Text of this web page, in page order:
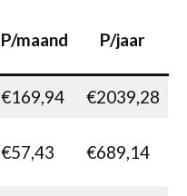
P/maand P/jaar
€169,94 €2039,28
€57,43 €689,14